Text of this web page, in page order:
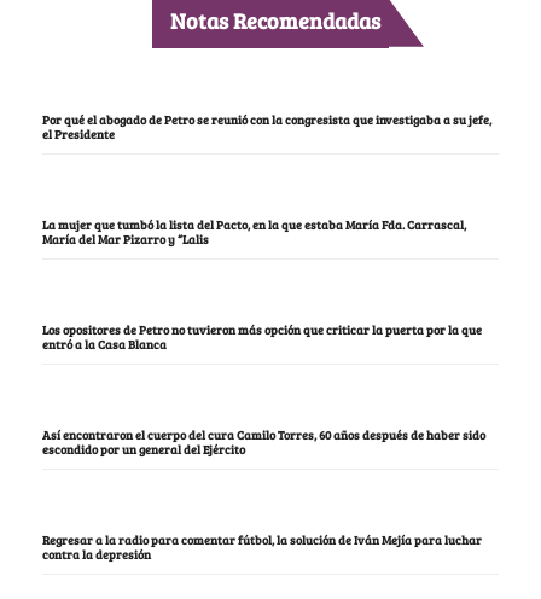
Notas Recomendadas
Por qué el abogado de Petro se reunió con la congresista que investigaba a su jefe,
el Presidente
La mujer que tumbó la lista del Pacto, en la que estaba María Fda. Carrascal,
María del Mar Pizarro y “Lalis
Los opositores de Petro no tuvieron más opción que criticar la puerta por la que
entró a la Casa Blanca
Así encontraron el cuerpo del cura Camilo Torres, 60 años después de haber sido
escondido por un general del Ejército
Regresar a la radio para comentar fútbol, la solución de Iván Mejía para luchar
contra la depresión